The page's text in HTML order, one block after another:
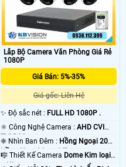
Lắp Bộ Camera Văn Phòng Giá Rẻ
1080P
Giá Bán: 5%-35%
Giá gốc: Liên Hệ
✨ Độ sắc nét : FULL HD 1080P .
⚛️ Công Nghệ Camera :AHD CVI
TVI BCS.
❈ Nhìn Ban Đêm : Hồng Ngoại 20m
Hồng Ngoại Smart IR.
🎼️ Thiết Kế Camera Dome Kim loại